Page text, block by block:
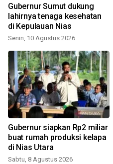
Gubernur Sumut dukung
lahirnya tenaga kesehatan
di Kepulauan Nias
Senin, 10 Agustus 2026
Gubernur siapkan Rp2 miliar
buat rumah produksi kelapa
di Nias Utara
Sabtu, 8 Agustus 2026